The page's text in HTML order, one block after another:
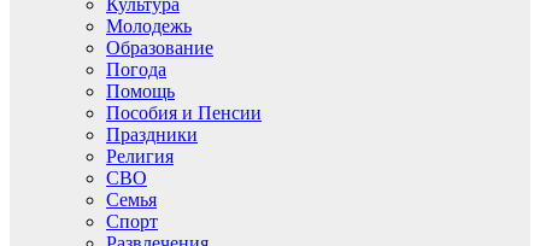
Культура
Молодежь
Образование
Погода
Помощь
Пособия и Пенсии
Праздники
Религия
СВО
Семья
Спорт